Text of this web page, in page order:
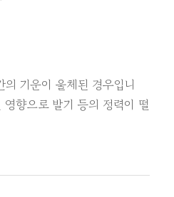
기운이 울체된 경우입니
향으로 발기 등의 정력이 떨